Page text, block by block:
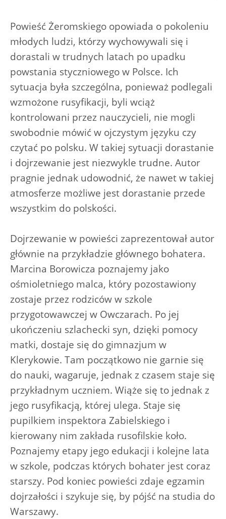
Powieść Żeromskiego opowiada o pokoleniu
młodych ludzi, którzy wychowywali się i
dorastali w trudnych latach po upadku
powstania styczniowego w Polsce. Ich
sytuacja była szczególna, ponieważ podlegali
wzmożone rusyfikacji, byli wciąż
kontrolowani przez nauczycieli, nie mogli
swobodnie mówić w ojczystym języku czy
czytać po polsku. W takiej sytuacji dorastanie
i dojrzewanie jest niezwykle trudne. Autor
pragnie jednak udowodnić, że nawet w takiej
atmosferze możliwe jest dorastanie przede
wszystkim do polskości.
Dojrzewanie w powieści zaprezentował autor
głównie na przykładzie głównego bohatera.
Marcina Borowicza poznajemy jako
ośmioletniego malca, który pozostawiony
zostaje przez rodziców w szkole
przygotowawczej w Owczarach. Po jej
ukończeniu szlachecki syn, dzięki pomocy
matki, dostaje się do gimnazjum w
Klerykowie. Tam początkowo nie garnie się
do nauki, wagaruje, jednak z czasem staje się
przykładnym uczniem. Wiąże się to jednak z
jego rusyfikacją, której ulega. Staje się
pupilkiem inspektora Zabielskiego i
kierowany nim zakłada rusofilskie koło.
Poznajemy etapy jego edukacji i kolejne lata
w szkole, podczas których bohater jest coraz
starszy. Pod koniec powieści zdaje egzamin
dojrzałości i szykuje się, by pójść na studia do
Warszawy.